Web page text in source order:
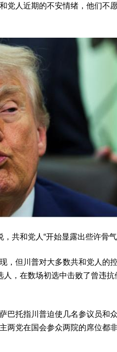
党人近期的不安情绪，他们不
共和党人“开始显露出些许骨气”
，但川普对大多数共和党人的控
人，在数场初选中击败了曾违
巴托指川普迫使几名参议员和
两党在国会参众两院的席位都